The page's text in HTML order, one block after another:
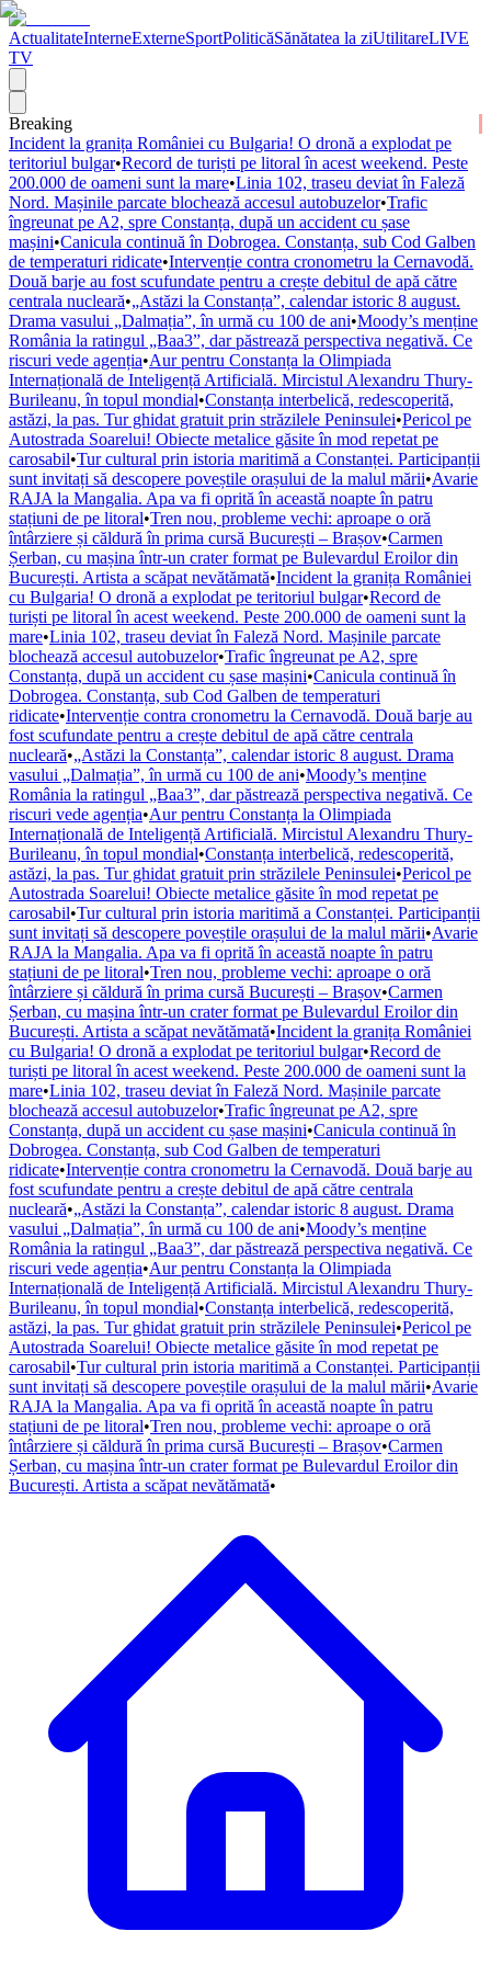
ActualitateInterneExterneSportPoliticăSănătatea la ziUtilitareLIVE
TV
Breaking
Incident la granița României cu Bulgaria! O dronă a explodat pe
teritoriul bulgar•Record de turiști pe litoral în acest weekend. Peste
200.000 de oameni sunt la mare•Linia 102, traseu deviat în Faleză
Nord. Mașinile parcate blochează accesul autobuzelor•Trafic
îngreunat pe A2, spre Constanța, după un accident cu șase
mașini•Canicula continuă în Dobrogea. Constanța, sub Cod Galben
de temperaturi ridicate•Intervenție contra cronometru la Cernavodă.
Două barje au fost scufundate pentru a crește debitul de apă către
centrala nucleară•„Astăzi la Constanța”, calendar istoric 8 august.
Drama vasului „Dalmația”, în urmă cu 100 de ani•Moody’s menține
România la ratingul „Baa3”, dar păstrează perspectiva negativă. Ce
riscuri vede agenția•Aur pentru Constanța la Olimpiada
Internațională de Inteligență Artificială. Mircistul Alexandru Thury-
Burileanu, în topul mondial•Constanța interbelică, redescoperită,
astăzi, la pas. Tur ghidat gratuit prin străzilele Peninsulei•Pericol pe
Autostrada Soarelui! Obiecte metalice găsite în mod repetat pe
carosabil•Tur cultural prin istoria maritimă a Constanței. Participanții
sunt invitați să descopere poveștile orașului de la malul mării•Avarie
RAJA la Mangalia. Apa va fi oprită în această noapte în patru
stațiuni de pe litoral•Tren nou, probleme vechi: aproape o oră
întârziere și căldură în prima cursă București – Brașov•Carmen
Șerban, cu mașina într-un crater format pe Bulevardul Eroilor din
București. Artista a scăpat nevătămată•Incident la granița României
cu Bulgaria! O dronă a explodat pe teritoriul bulgar•Record de
turiști pe litoral în acest weekend. Peste 200.000 de oameni sunt la
mare•Linia 102, traseu deviat în Faleză Nord. Mașinile parcate
blochează accesul autobuzelor•Trafic îngreunat pe A2, spre
Constanța, după un accident cu șase mașini•Canicula continuă în
Dobrogea. Constanța, sub Cod Galben de temperaturi
ridicate•Intervenție contra cronometru la Cernavodă. Două barje au
fost scufundate pentru a crește debitul de apă către centrala
nucleară•„Astăzi la Constanța”, calendar istoric 8 august. Drama
vasului „Dalmația”, în urmă cu 100 de ani•Moody’s menține
România la ratingul „Baa3”, dar păstrează perspectiva negativă. Ce
riscuri vede agenția•Aur pentru Constanța la Olimpiada
Internațională de Inteligență Artificială. Mircistul Alexandru Thury-
Burileanu, în topul mondial•Constanța interbelică, redescoperită,
astăzi, la pas. Tur ghidat gratuit prin străzilele Peninsulei•Pericol pe
Autostrada Soarelui! Obiecte metalice găsite în mod repetat pe
carosabil•Tur cultural prin istoria maritimă a Constanței. Participanții
sunt invitați să descopere poveștile orașului de la malul mării•Avarie
RAJA la Mangalia. Apa va fi oprită în această noapte în patru
stațiuni de pe litoral•Tren nou, probleme vechi: aproape o oră
întârziere și căldură în prima cursă București – Brașov•Carmen
Șerban, cu mașina într-un crater format pe Bulevardul Eroilor din
București. Artista a scăpat nevătămată•Incident la granița României
cu Bulgaria! O dronă a explodat pe teritoriul bulgar•Record de
turiști pe litoral în acest weekend. Peste 200.000 de oameni sunt la
mare•Linia 102, traseu deviat în Faleză Nord. Mașinile parcate
blochează accesul autobuzelor•Trafic îngreunat pe A2, spre
Constanța, după un accident cu șase mașini•Canicula continuă în
Dobrogea. Constanța, sub Cod Galben de temperaturi
ridicate•Intervenție contra cronometru la Cernavodă. Două barje au
fost scufundate pentru a crește debitul de apă către centrala
nucleară•„Astăzi la Constanța”, calendar istoric 8 august. Drama
vasului „Dalmația”, în urmă cu 100 de ani•Moody’s menține
România la ratingul „Baa3”, dar păstrează perspectiva negativă. Ce
riscuri vede agenția•Aur pentru Constanța la Olimpiada
Internațională de Inteligență Artificială. Mircistul Alexandru Thury-
Burileanu, în topul mondial•Constanța interbelică, redescoperită,
astăzi, la pas. Tur ghidat gratuit prin străzilele Peninsulei•Pericol pe
Autostrada Soarelui! Obiecte metalice găsite în mod repetat pe
carosabil•Tur cultural prin istoria maritimă a Constanței. Participanții
sunt invitați să descopere poveștile orașului de la malul mării•Avarie
RAJA la Mangalia. Apa va fi oprită în această noapte în patru
stațiuni de pe litoral•Tren nou, probleme vechi: aproape o oră
întârziere și căldură în prima cursă București – Brașov•Carmen
Șerban, cu mașina într-un crater format pe Bulevardul Eroilor din
București. Artista a scăpat nevătămată•